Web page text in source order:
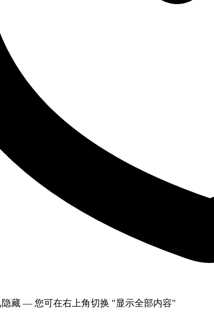
隐藏 — 您可在右上角切换 "显示全部内容"